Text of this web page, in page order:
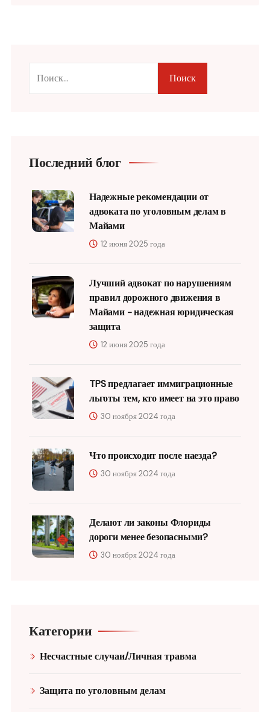
Поиск
Последний блог
Надежные рекомендации от
адвоката по уголовным делам в
Майами
12 июня 2025 года
Лучший адвокат по нарушениям
правил дорожного движения в
Майами - надежная юридическая
защита
12 июня 2025 года
TPS предлагает иммиграционные
льготы тем, кто имеет на это право
30 ноября 2024 года
Что происходит после наезда?
30 ноября 2024 года
Делают ли законы Флориды
дороги менее безопасными?
30 ноября 2024 года
Категории
Несчастные случаи/Личная травма
Защита по уголовным делам